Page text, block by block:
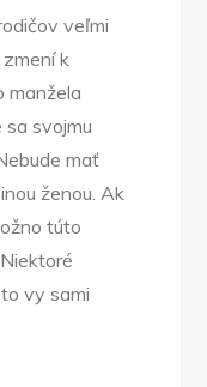
veľmi
k
manžela
svojmu
mať
ženou. Ak
túto
vy sami